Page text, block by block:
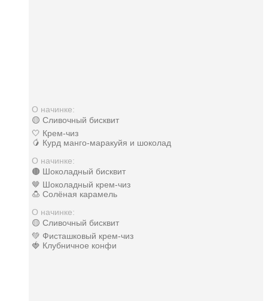
О начинке:
🟡 Сливочный бисквит
🤍 Крем-чиз
🥭 Курд манго-маракуйя и шоколад
О начинке:
🟤 Шоколадный бисквит
🤎 Шоколадный крем-чиз
🍮 Солёная карамель
О начинке:
🟡 Сливочный бисквит
💚 Фисташковый крем-чиз
🍓 Клубничное конфи